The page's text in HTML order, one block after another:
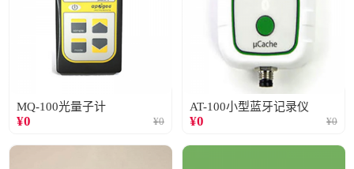
MQ-100光量子计
¥0 ¥0
AT-100小型蓝牙记录仪
¥0 ¥0